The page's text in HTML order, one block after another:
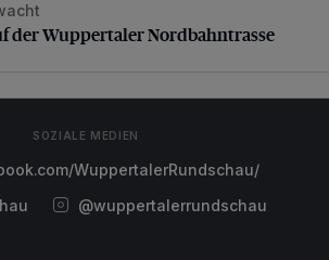
der Wuppertaler Nordbahntrasse
der Wuppertaler Nordbahntrasse
SOZIALE MEDIEN
WuppertalerRundschau/
@wuppertalerrundschau